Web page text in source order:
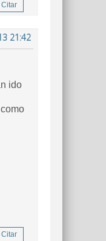
Citar
21:42
ido
Citar